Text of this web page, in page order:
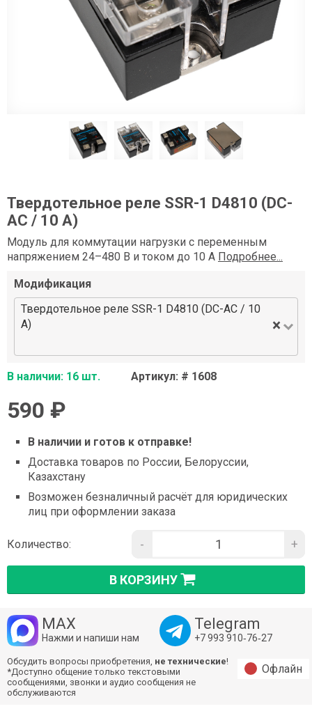
Твердотельное реле SSR-1 D4810 (DC-
AC / 10 А)
Модуль для коммутации нагрузки с переменным
напряжением 24–480 В и током до 10 А Подробнее...
Модификация
Твердотельное реле SSR-1 D4810 (DC-AC / 10
А)
×
В наличии: 16 шт. Артикул: # 1608
590 ₽
В наличии и готов к отправке!
Доставка товаров по России, Белоруссии,
Казахстану
Возможен безналичный расчёт для юридических
лиц при оформлении заказа
Количество: - +
В КОРЗИНУ
MAX
Нажми и напиши нам
Telegram
+7 993 910‑76‑27
Обсудить вопросы приобретения, не технические!
*Доступно общение только текстовыми
сообщениями, звонки и аудио сообщения не
обслуживаются
Офлайн